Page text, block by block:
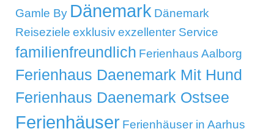
Gamle By Dänemark Dänemark
Reiseziele exklusivexzellenter Service
familienfreundlich Ferienhaus Aalborg
Ferienhaus Daenemark Mit Hund
Ferienhaus Daenemark Ostsee
Ferienhäuser Ferienhäuser in Aarhus